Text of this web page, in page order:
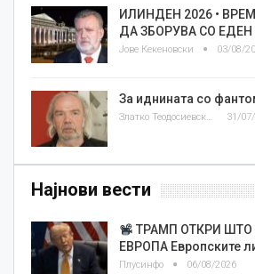
ИЛИНДЕН 2026 •
ДА ЗБОРУВА СО ЕДЕН
Јове Кекеновски 03/08/
За иднината со
31/
Најнови вести
ТРАМП ОТКРИ ШТО
ЕВРОПА Европските
Плусинфо 06/08/2026